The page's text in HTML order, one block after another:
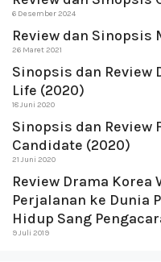
6 Desember 2024
Review dan Sinopsis
26 Maret 2021
Sinopsis dan Review
Life (2020)
18 Juni 2020
Sinopsis dan Review
Candidate (2020)
21 Juni 2020
Review Drama Korea
Perjalanan ke Dunia
Hidup Sang
9 Juli 2019